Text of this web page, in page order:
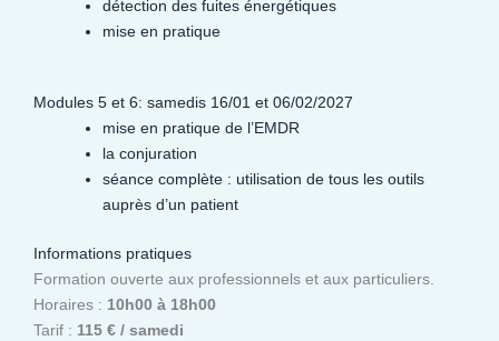
détection des fuites énergétiques
mise en pratique
Modules 5 et 6: samedis 16/01 et 06/02/2027
mise en pratique de l’EMDR
la conjuration
séance complète : utilisation de tous les outils
auprès d’un patient
Informations pratiques
Formation ouverte aux professionnels et aux particuliers.
Horaires : 10h00 à 18h00
Tarif : 115 € / samedi